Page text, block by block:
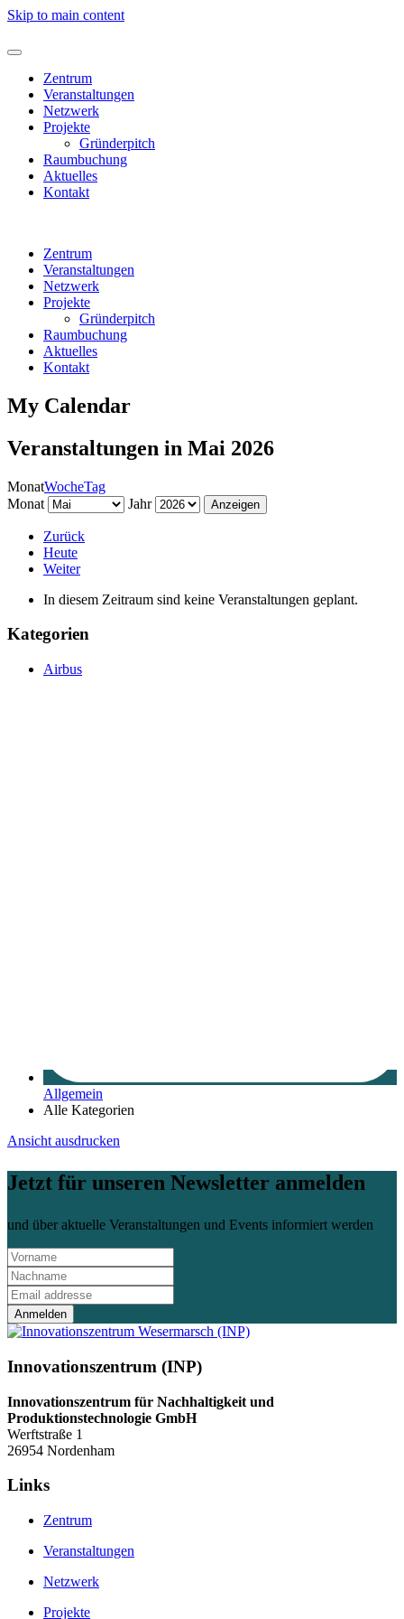
Skip to main content
Zentrum
Veranstaltungen
Netzwerk
Projekte
Gründerpitch
Raumbuchung
Aktuelles
Kontakt
Zentrum
Veranstaltungen
Netzwerk
Projekte
Gründerpitch
Raumbuchung
Aktuelles
Kontakt
My Calendar
Veranstaltungen in Mai 2026
MonatWocheTag
Monat
Jahr
Zurück
Heute
Weiter
In diesem Zeitraum sind keine Veranstaltungen geplant.
Kategorien
Airbus
Allgemein
Alle Kategorien
Ansicht ausdrucken
Jetzt für unseren Newsletter anmelden
und über aktuelle Veranstaltungen und Events informiert werden
Anmelden
Innovationszentrum (INP)
Innovationszentrum für Nachhaltigkeit und
Produktionstechnologie GmbH
Werftstraße 1
26954 Nordenham
Links
Zentrum
Veranstaltungen
Netzwerk
Projekte